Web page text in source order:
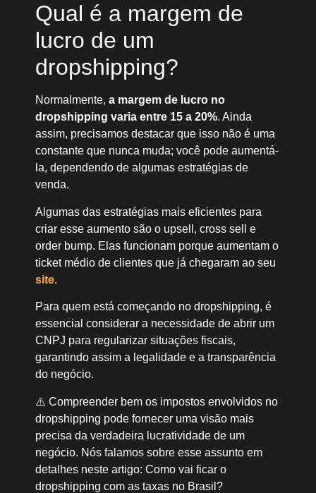
Qual é a margem de
lucro de um
dropshipping?
Normalmente, a margem de lucro no
dropshipping varia entre 15 a 20%. Ainda
assim, precisamos destacar que isso não é uma
constante que nunca muda; você pode aumentá-
la, dependendo de algumas estratégias de
venda.
Algumas das estratégias mais eficientes para
criar esse aumento são o upsell, cross sell e
order bump. Elas funcionam porque aumentam o
ticket médio de clientes que já chegaram ao seu
site.
Para quem está começando no dropshipping, é
essencial considerar a necessidade de abrir um
CNPJ para regularizar situações fiscais,
garantindo assim a legalidade e a transparência
do negócio.
⚠️ Compreender bem os impostos envolvidos no
dropshipping pode fornecer uma visão mais
precisa da verdadeira lucratividade de um
negócio. Nós falamos sobre esse assunto em
detalhes neste artigo: Como vai ficar o
dropshipping com as taxas no Brasil?